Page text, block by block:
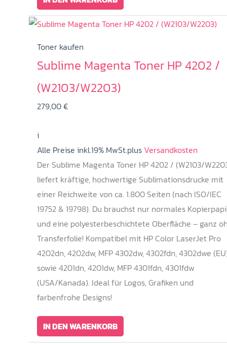
Toner kaufen
Sublime Magenta Toner HP 4202 /
(W2103/W2203)
279,00€
i
Alle Preise inkl.19% MwSt.plusVersandkosten
Der Sublime Magenta Toner HP 4202 / (W2103/
liefert kräftige, hochwertige Sublimationsdrucke mit
einer Reichweite von ca. 1.800 Seiten (nach ISO/IEC
19752 & 19798). Du brauchst nur normales
und eine polyesterbeschichtete Oberfläche – ganz
Transferfolie! Kompatibel mit HP Color LaserJet Pro
4202dn, 4202dw, MFP 4302dw, 4302fdn, 4302dwe
sowie 4201dn, 4201dw, MFP 4301fdn, 4301fdw
(USA/Kanada). Ideal für Logos, Grafiken und
farbenfrohe Designs!
IN DEN WARENKORB